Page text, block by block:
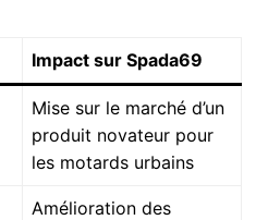
Impact sur Spada69
Mise sur le marché d’un
produit novateur pour
les motards urbains
Amélioration des